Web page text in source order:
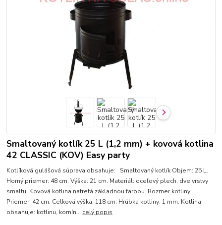
Smaltovaný kotlík 25 L (1,2 mm) + kovová kotlina
42 CLASSIC (KOV) Easy party
Kotlíková gulášová súprava obsahuje: Smaltovaný kotlík Objem: 25 L.
Horný priemer: 48 cm. Výška: 21 cm. Materiál: oceľový plech, dve vrstvy
smaltu. Kovová kotlina natretá základnou farbou. Rozmer kotliny:
Priemer: 42 cm. Celková výška: 118 cm. Hrúbka kotliny: 1 mm. Kotlina
obsahuje: kotlinu, komín... celý popis